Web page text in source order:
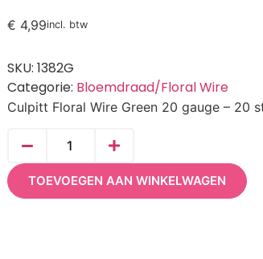
€ 4,99incl. btw
SKU: 1382G
Categorie: Bloemdraad/Floral Wire
Culpitt Floral Wire Green 20 gauge – 20
TOEVOEGEN AAN WINKELWAGEN